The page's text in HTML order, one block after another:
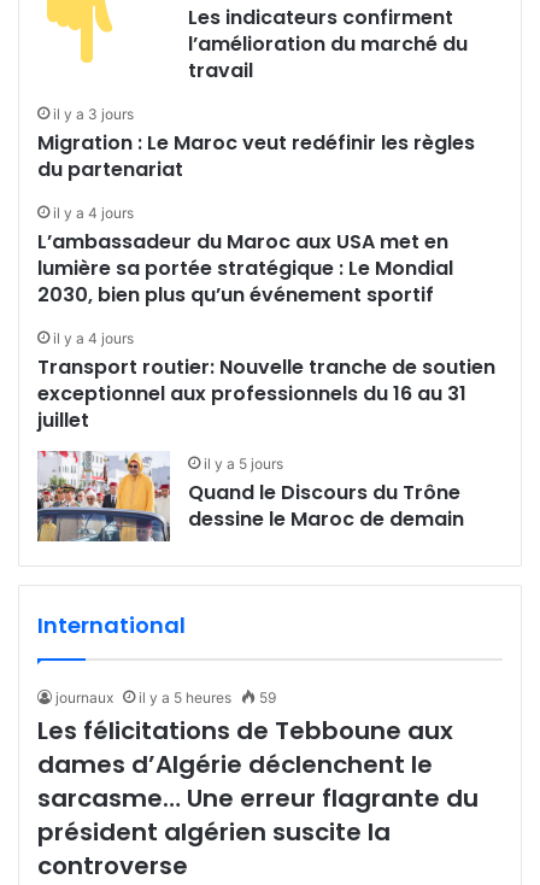
Les indicateurs confirment
l’amélioration du marché du
travail
il y a 3 jours
Migration : Le Maroc veut redéfinir les règles
du partenariat
il y a 4 jours
L’ambassadeur du Maroc aux USA met en
lumière sa portée stratégique : Le Mondial
2030, bien plus qu’un événement sportif
il y a 4 jours
Transport routier: Nouvelle tranche de soutien
exceptionnel aux professionnels du 16 au 31
juillet
il y a 5 jours
Quand le Discours du Trône
dessine le Maroc de demain
International
journaux il y a 5 heures 59
Les félicitations de Tebboune aux
dames d’Algérie déclenchent le
sarcasme… Une erreur flagrante du
président algérien suscite la
controverse